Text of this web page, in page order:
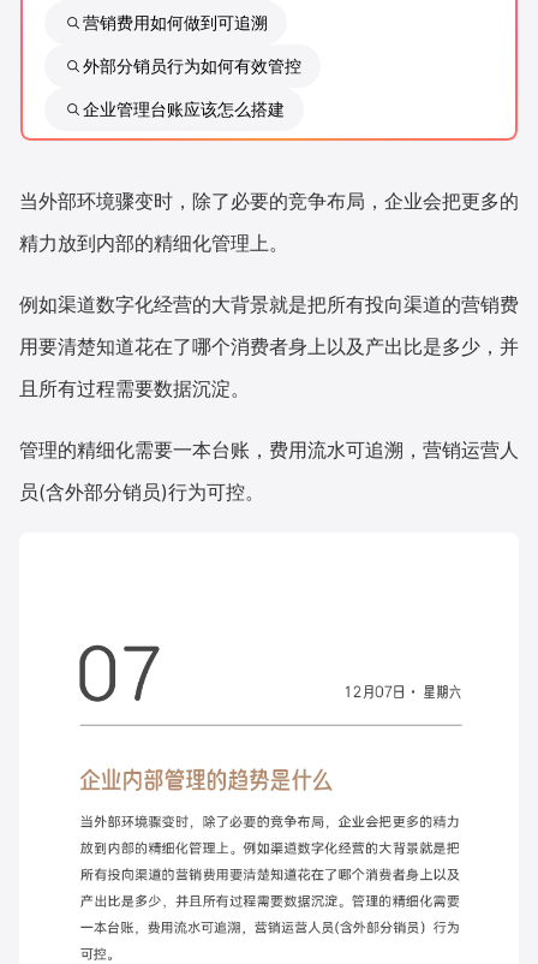
产品场景库
产品更新动态 帮助中心
新零售资讯
培训课程
私域课程 新零售内参
增长俱乐部 有赞商盟
认证服务商
营销费用如何做到可追溯
外部分销员行为如何有效管控
企业管理台账应该怎么搭建
当外部环境骤变时，除了必要的竞争布局，企业会把更多的
精力放到内部的精细化管理上。
例如渠道数字化经营的大背景就是把所有投向渠道的营销费
用要清楚知道花在了哪个消费者身上以及产出比是多少，并
且所有过程需要数据沉淀。
管理的精细化需要一本台账，费用流水可追溯，营销运营人
员(含外部分销员)行为可控。